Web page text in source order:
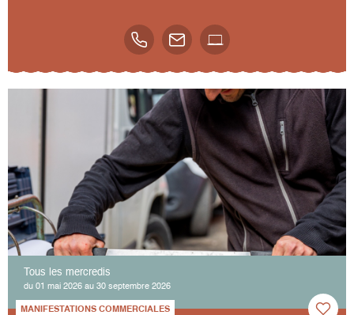
Tous les mercredis
du 01 mai 2026 au 30 septembre 2026
MANIFESTATIONS COMMERCIALES